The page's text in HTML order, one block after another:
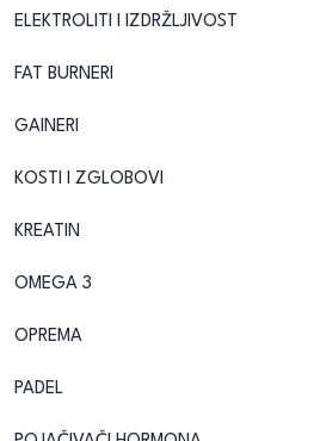
ELEKTROLITI I IZDRŽLJIVOST
FAT BURNERI
GAINERI
KOSTI I ZGLOBOVI
KREATIN
OMEGA 3
OPREMA
PADEL